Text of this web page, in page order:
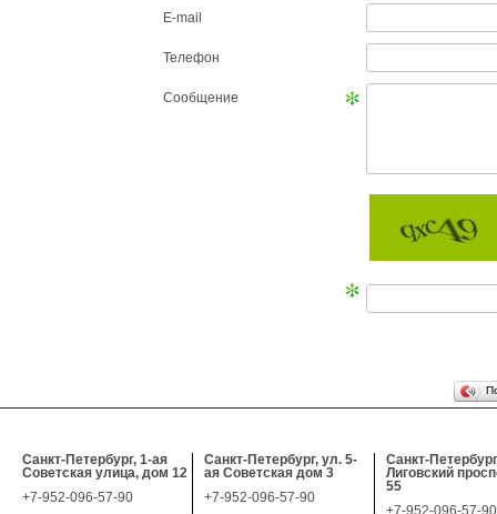
E-mail
Телефон
Сообщение
Санкт-Петербург, 1-ая
Советская улица, дом 12
+7-952-096-57-90
Санкт-Петербург, ул. 5-
ая Советская дом 3
+7-952-096-57-90
Санкт-
Лиговский
55
+7-952-096-57-90